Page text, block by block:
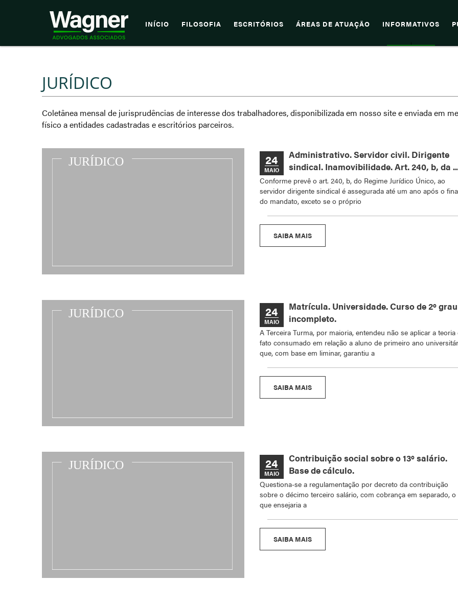
INÍCIO FILOSOFIA ESCRITÓRIOS ÁREAS DE ATUAÇÃO INFORMATIVOS
JURÍDICO
Coletânea mensal de jurisprudências de interesse dos trabalhadores, disponibilizada em nosso site e enviada em
físico a entidades cadastradas e escritórios parceiros.
24
MAIO
Administrativo. Servidor civil. Dirigente
sindical. Inamovibilidade. Art. 240, b, da
Conforme prevê o art. 240, b, do Regime Jurídico Único, ao
servidor dirigente sindical é assegurada até um ano após o
do mandato, exceto se o próprio
SAIBA MAIS
24
MAIO
Matrícula. Universidade. Curso de 2º grau
incompleto.
A Terceira Turma, por maioria, entendeu não se aplicar a teoria
fato consumado em relação a aluno de primeiro ano
que, com base em liminar, garantiu a
SAIBA MAIS
24
MAIO
Contribuição social sobre o 13º salário.
Base de cálculo.
Questiona-se a regulamentação por decreto da contribuição
sobre o décimo terceiro salário, com cobrança em separado, o
que ensejaria a
SAIBA MAIS